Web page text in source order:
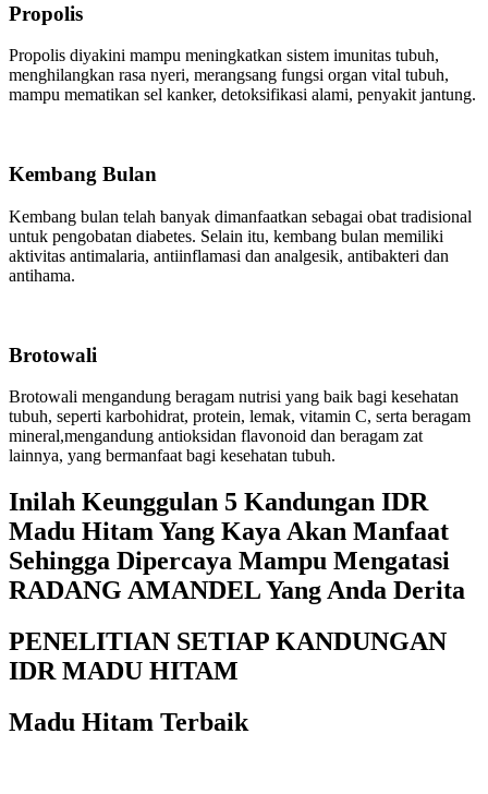
Propolis
Propolis diyakini mampu meningkatkan sistem imunitas tubuh,
menghilangkan rasa nyeri, merangsang fungsi organ vital tubuh,
mampu mematikan sel kanker, detoksifikasi alami, penyakit jantung.
Kembang Bulan
Kembang bulan telah banyak dimanfaatkan sebagai obat tradisional
untuk pengobatan diabetes. Selain itu, kembang bulan memiliki
aktivitas antimalaria, antiinflamasi dan analgesik, antibakteri dan
antihama.
Brotowali
Brotowali mengandung beragam nutrisi yang baik bagi kesehatan
tubuh, seperti karbohidrat, protein, lemak, vitamin C, serta beragam
mineral,mengandung antioksidan flavonoid dan beragam zat
lainnya, yang bermanfaat bagi kesehatan tubuh.
Inilah Keunggulan 5 Kandungan IDR
Madu Hitam Yang Kaya Akan Manfaat
Sehingga Dipercaya Mampu Mengatasi
RADANG AMANDEL Yang Anda Derita
PENELITIAN SETIAP KANDUNGAN
IDR MADU HITAM
Madu Hitam Terbaik